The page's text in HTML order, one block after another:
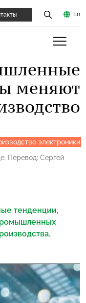
En
меняют
электроники
Перевод: Сергей
тенденции,